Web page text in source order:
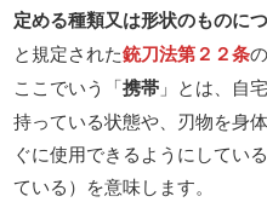
定める種類又は形状のものに
と規定された銃刀法第２２条
ここでいう「携帯 」とは、自
持っている状態や、刃物を身
ぐに使用できるようにしてい
ている）を意味します。